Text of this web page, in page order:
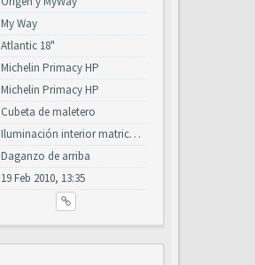
My Way
Atlantic 18"
Michelin Primacy HP
Michelin Primacy HP
Cubeta de maletero
Iluminación interior matricula y diurna de led, Chevrones nuevos
Daganzo de arriba
19 Feb 2010, 13:35